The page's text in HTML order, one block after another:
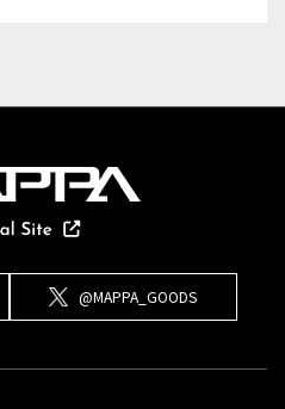
@MAPPA_GOODS